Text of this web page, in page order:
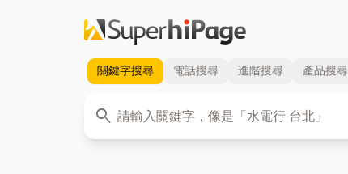
關鍵字搜尋 電話搜尋 進階搜尋 產品搜尋
search
關鍵字